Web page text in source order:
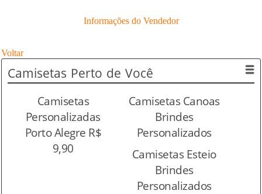
Informações do Vendedor
Voltar
Camisetas Perto de Você
Camisetas
Personalizadas
Porto Alegre R$
9,90
Camisetas Canoas
Brindes
Personalizados
Camisetas Esteio
Brindes
Personalizados